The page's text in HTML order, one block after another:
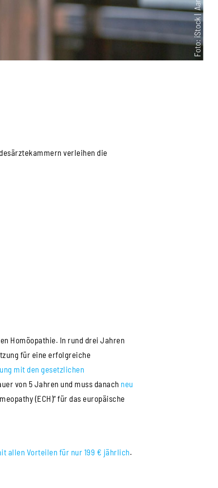
verleihen die
Homöopathie. In rund drei Jahren
für eine erfolgreiche
mit den gesetzlichen
von 5 Jahren und muss danach neu
(ECH)“ für das europäische
allen Vorteilen für nur 199 € jährlich.